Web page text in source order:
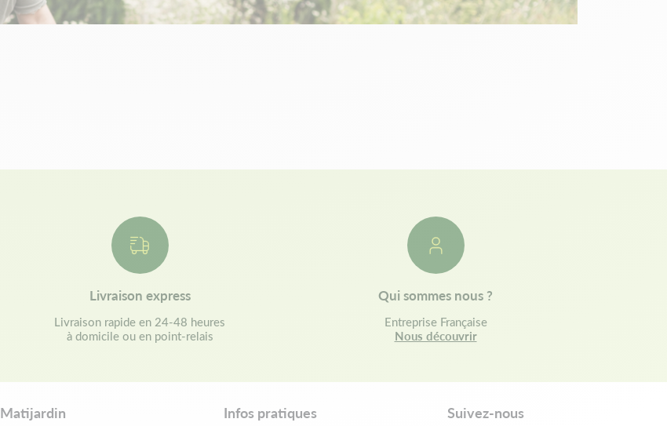
Livraison express
Livraison rapide en 24-48 heures
à domicile ou en point-relais
Qui sommes nous ?
Entreprise Française
Nous découvrir
Matijardin Infos pratiques Suivez-nous